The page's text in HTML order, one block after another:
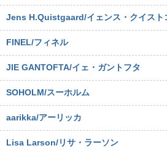
Jens H.Quistgaard/イェンス・クイスト
FINEL/フィネル
JIE GANTOFTA/イェ・ガントフタ
SOHOLM/スーホルム
aarikka/アーリッカ
Lisa Larson/リサ・ラーソン